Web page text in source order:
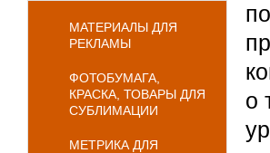
МАТЕРИАЛЫ ДЛЯ
РЕКЛАМЫ
ФОТОБУМАГА,
КРАСКА, ТОВАРЫ ДЛЯ
СУБЛИМАЦИИ
МЕТРИКА ДЛЯ
о